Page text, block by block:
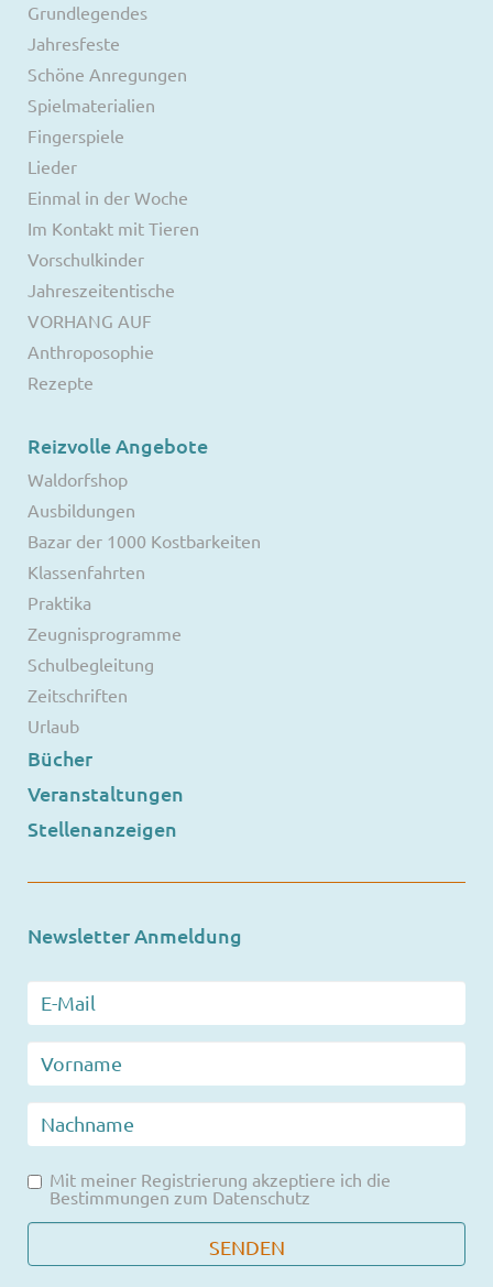
Grundlegendes
Jahresfeste
Schöne Anregungen
Spielmaterialien
Fingerspiele
Lieder
Einmal in der Woche
Im Kontakt mit Tieren
Vorschulkinder
Jahreszeitentische
VORHANG AUF
Anthroposophie
Rezepte
Reizvolle Angebote
Waldorfshop
Ausbildungen
Bazar der 1000 Kostbarkeiten
Klassenfahrten
Praktika
Zeugnisprogramme
Schulbegleitung
Zeitschriften
Urlaub
Bücher
Veranstaltungen
Stellenanzeigen
Newsletter Anmeldung
Mit meiner Registrierung akzeptiere ich die
Bestimmungen zum Datenschutz